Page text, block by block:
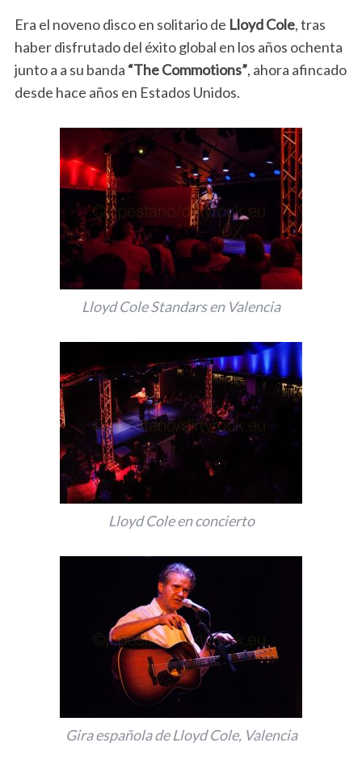
Era el noveno disco en solitario de Lloyd Cole, tras
haber disfrutado del éxito global en los años ochenta
junto a a su banda “The Commotions”, ahora afincado
desde hace años en Estados Unidos.
Lloyd Cole Standars en Valencia
Lloyd Cole en concierto
Gira española de Lloyd Cole, Valencia